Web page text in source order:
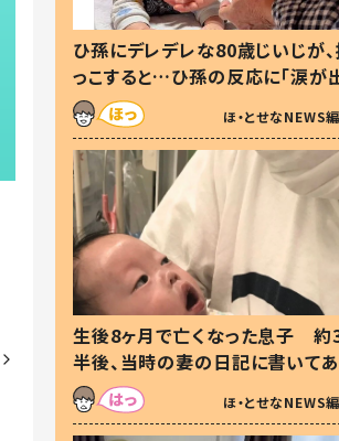
ひ孫にデレデレな80歳じいじが
っこすると…ひ孫の反応に「涙が
した」「可愛くて仕方ない」
ほ・とせなNEWS
生後8ヶ月で亡くなった息子 約
半後、当時の妻の日記に書いて
た本音とは
ほ・とせなNEWS